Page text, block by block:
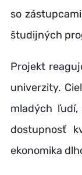
so
študijných
Projekt
univerzity.
mladých
dostupnosť
ekonomika